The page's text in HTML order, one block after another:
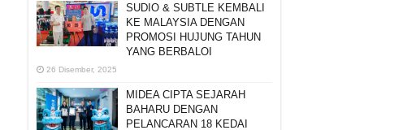
SUDIO & SUBTLE KEMBALI
KE MALAYSIA DENGAN
PROMOSI HUJUNG TAHUN
YANG BERBALOI
26 Disember, 2025
MIDEA CIPTA SEJARAH
BAHARU DENGAN
PELANCARAN 18 KEDAI